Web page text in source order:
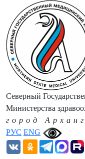
РУС ENG
Северный
Министерства
город